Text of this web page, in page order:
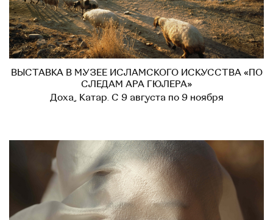
ВЫСТАВКА В МУЗЕЕ ИСЛАМСКОГО ИСКУССТВА «ПО
СЛЕДАМ АРА ГЮЛЕРА»
Доха, Катар. С 9 августа по 9 ноября